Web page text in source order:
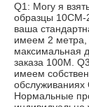
Q1: Могу я
образцы 10CM-
ваша
имеем 2 метра,
максимальная
заказа 100M.
имеем
обслуживаниях
Нормальные